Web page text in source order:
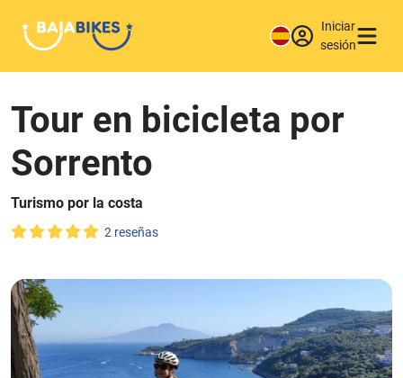
Iniciar
sesión
Tour en bicicleta por
Sorrento
Turismo por la costa
2 reseñas